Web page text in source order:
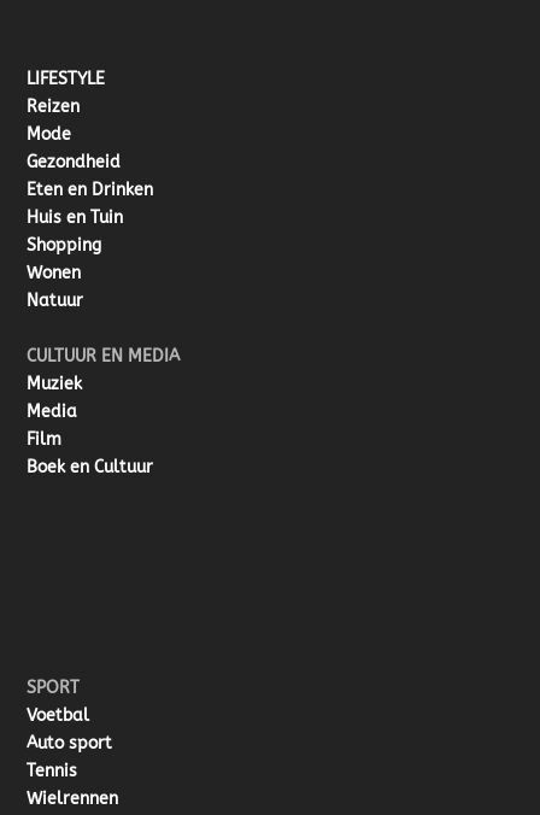
LIFESTYLE
Reizen
Mode
Gezondheid
Eten en Drinken
Huis en Tuin
Shopping
Wonen
Natuur
CULTUUR EN MEDIA
Muziek
Media
Film
Boek en Cultuur
SPORT
Voetbal
Auto sport
Tennis
Wielrennen